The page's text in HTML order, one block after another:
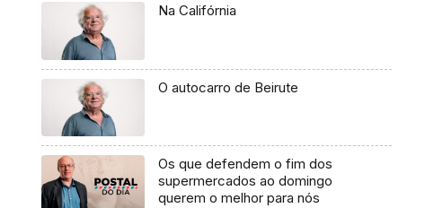
Na Califórnia
O autocarro de Beirute
Os que defendem o fim dos
supermercados ao domingo
querem o melhor para nós